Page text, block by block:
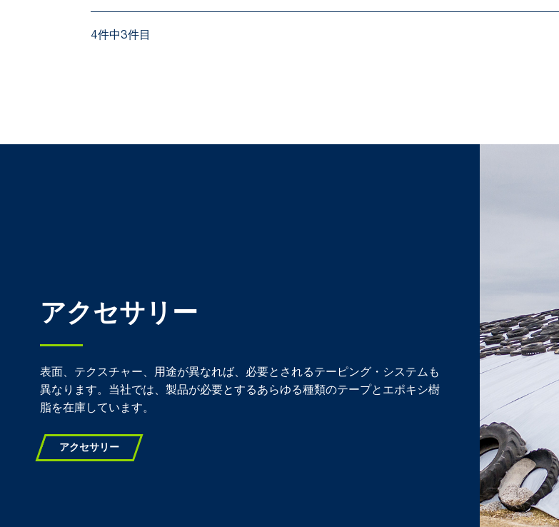
4件中3件目
アクセサリー
表面、テクスチャー、用途が異なれば、必要とされるテーピング・システムも
異なります。当社では、製品が必要とするあらゆる種類のテープとエポキシ樹
脂を在庫しています。
アクセサリー